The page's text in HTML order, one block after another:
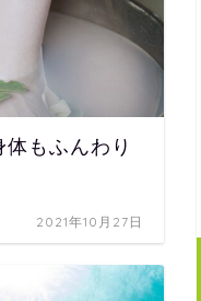
もふんわり
2021年10月27日